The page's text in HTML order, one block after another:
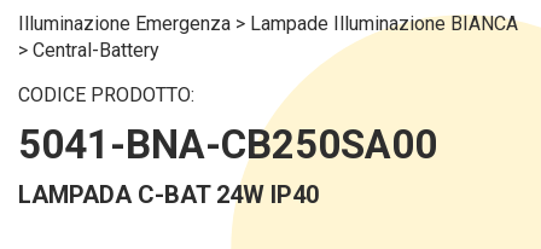
Illuminazione Emergenza > Lampade Illuminazione BIANCA
> Central-Battery
CODICE PRODOTTO:
5041-BNA-CB250SA00
LAMPADA C-BAT 24W IP40